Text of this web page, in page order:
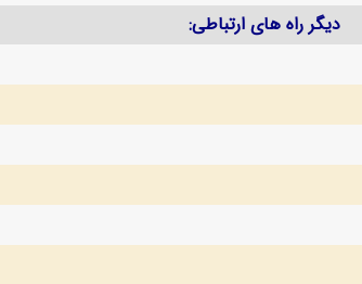
دیگر راه های ارتباطی: